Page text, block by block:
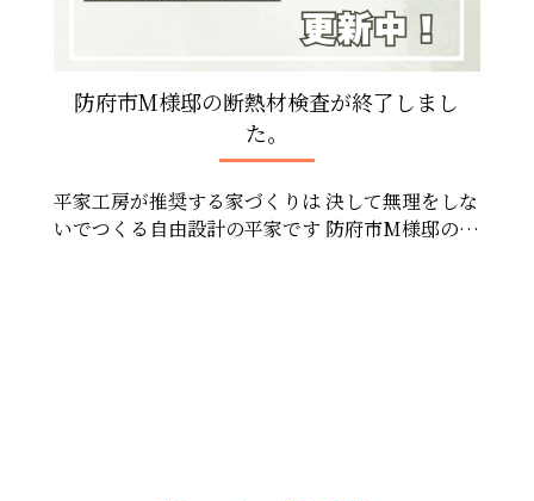
防府市M様邸の断熱材検査が終了しまし
た。
平家工房が推奨する家づくりは 決して無理をしな
いでつくる自由設計の平家です 防府市M様邸の断